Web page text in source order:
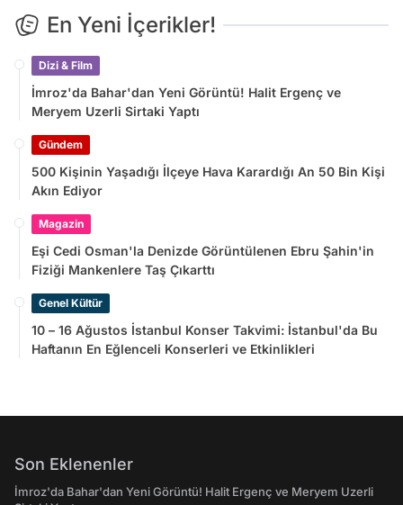
En Yeni İçerikler!
Dizi & Film
İmroz'da Bahar'dan Yeni Görüntü! Halit Ergenç ve
Meryem Uzerli Sirtaki Yaptı
Gündem
500 Kişinin Yaşadığı İlçeye Hava Karardığı An 50 Bin Kişi
Akın Ediyor
Magazin
Eşi Cedi Osman'la Denizde Görüntülenen Ebru Şahin'in
Fiziği Mankenlere Taş Çıkarttı
Genel Kültür
10 – 16 Ağustos İstanbul Konser Takvimi: İstanbul'da Bu
Haftanın En Eğlenceli Konserleri ve Etkinlikleri
Son Eklenenler
İmroz'da Bahar'dan Yeni Görüntü! Halit Ergenç ve Meryem Uzerli